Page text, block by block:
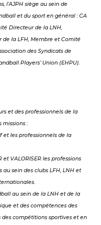
l’AJPH siège au sein de
et du sport en général : CA
Directeur de la LNH,
la LFH, Membre et Comité
des Syndicats de
Players’ Union (EHPU).
et des professionnels de la
missions :
et les professionnels de la
et VALORISER les professions
sein des clubs LFH, LNH et
au sein de la LNH et de la
et des compétences des
compétitions sportives et en